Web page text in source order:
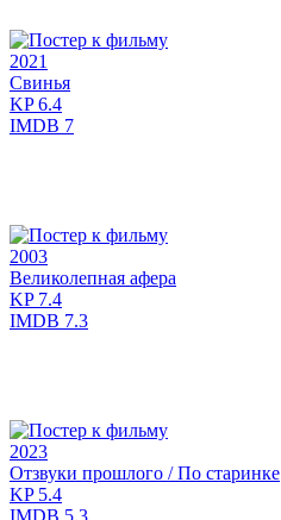
2021
Свинья
KP6.4
IMDB 7
2003
Великолепная афера
KP7.4
IMDB 7.3
2023
Отзвуки прошлого / По старинке
KP5.4